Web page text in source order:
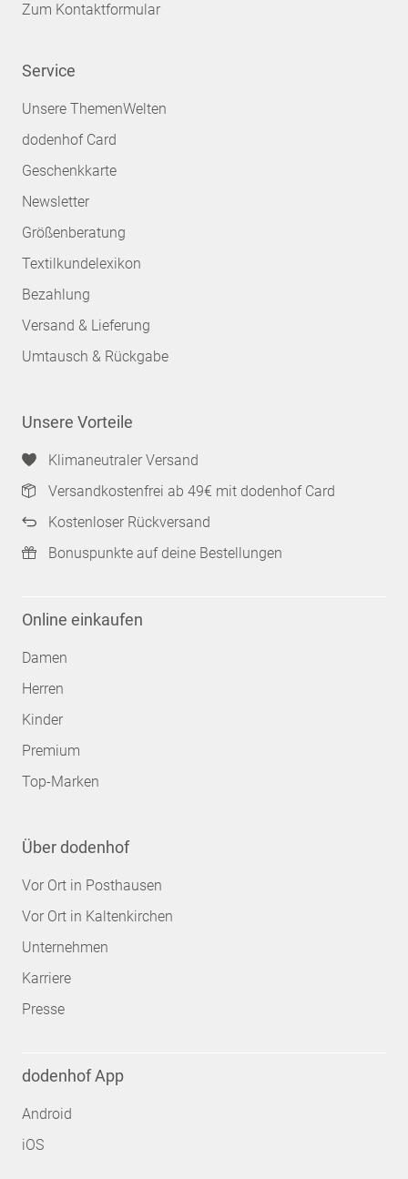
Zum Kontaktformular
Service
Unsere ThemenWelten
dodenhof Card
Geschenkkarte
Newsletter
Größenberatung
Textilkundelexikon
Bezahlung
Versand & Lieferung
Umtausch & Rückgabe
Unsere Vorteile
Klimaneutraler Versand
Versandkostenfrei ab 49€ mit dodenhof Card
Kostenloser Rückversand
Bonuspunkte auf deine Bestellungen
Online einkaufen
Damen
Herren
Kinder
Premium
Top-Marken
Über dodenhof
Vor Ort in Posthausen
Vor Ort in Kaltenkirchen
Unternehmen
Karriere
Presse
dodenhof App
Android
iOS